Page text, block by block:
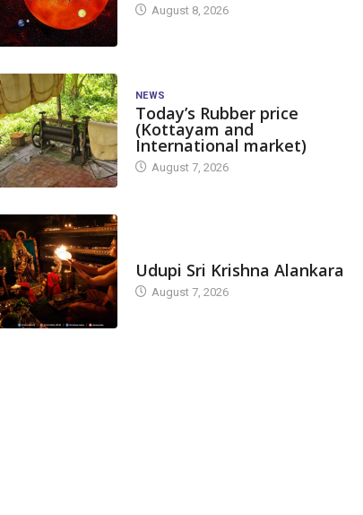
August 8, 2026
NEWS
Today’s Rubber price
(Kottayam and
International market)
August 7, 2026
Udupi Sri Krishna Alankara
August 7, 2026